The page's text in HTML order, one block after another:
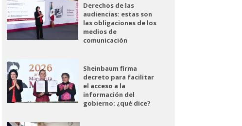
Derechos de las
audiencias: estas son
las obligaciones de los
medios de
comunicación
Sheinbaum firma
decreto para facilitar
el acceso a la
información del
gobierno: ¿qué dice?